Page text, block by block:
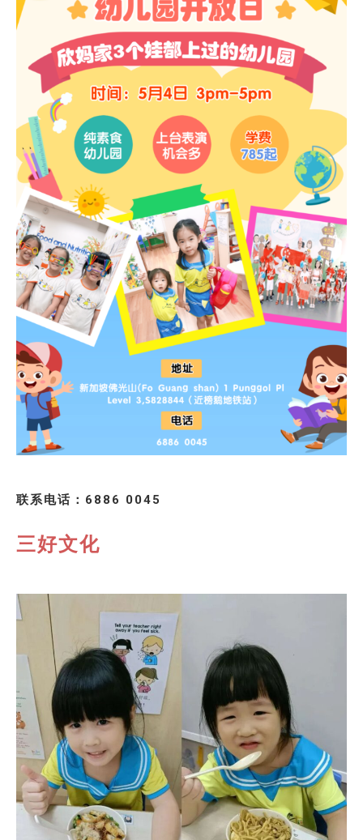
联系电话：6886 0045
三好文化